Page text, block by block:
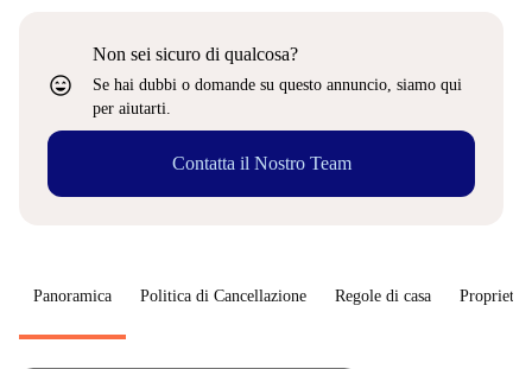
sentiment_very_satisfied
Non sei sicuro di qualcosa?
Se hai dubbi o domande su questo annuncio, siamo qui
per aiutarti.
Contatta il Nostro Team
Panoramica Politica di Cancellazione Regole di casa